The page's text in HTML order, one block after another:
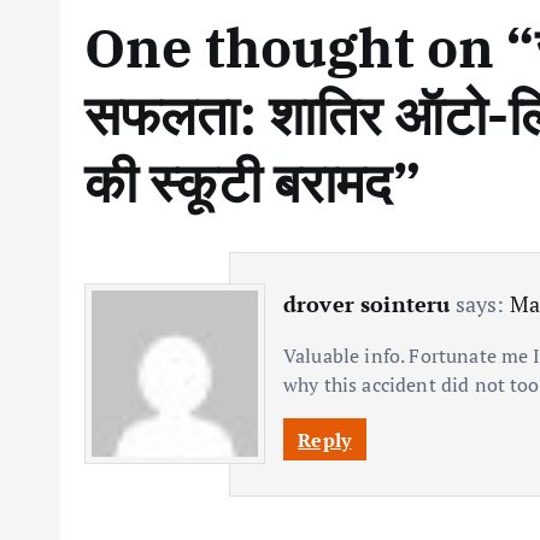
One thought on “
सफलता: शातिर ऑटो-
की स्कूटी बरामद”
drover sointeru says:
Valuable info. Fortunate me
why this accident did not
Reply